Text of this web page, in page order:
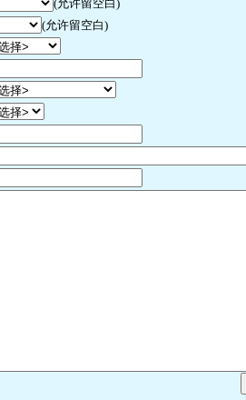
(允许留空白)
(允许留空白)